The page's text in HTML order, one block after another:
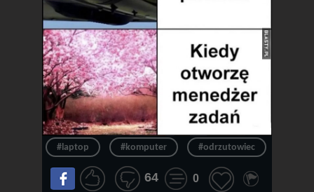
#laptop #komputer #odrzutowiec
64 0